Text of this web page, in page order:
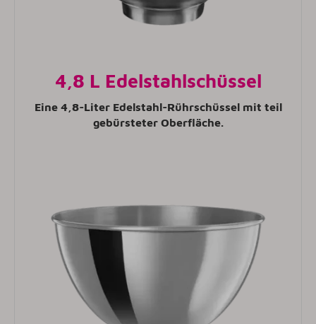
4,8 L Edelstahlschüssel
Eine 4,8-Liter Edelstahl-Rührschüssel mit teil
gebürsteter Oberfläche.